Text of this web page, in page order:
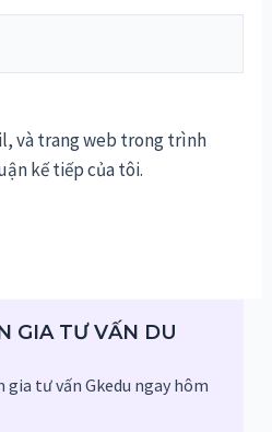
và trang web trong trình
kế tiếp của tôi.
GIA TƯ VẤN DU
gia tư vấn Gkedu ngay hôm